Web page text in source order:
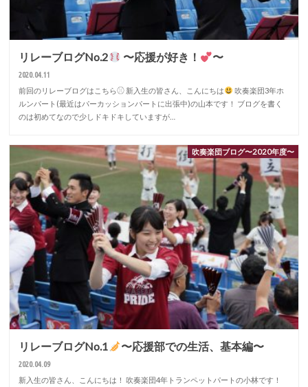
リレーブログNo.2 〜応援が好き！ 〜
2020.04.11
前回のリレーブログはこちら⚾︎ 新入生の皆さん、こんにちは
吹奏楽団3年ホ
ルンパート(最近はパーカッションパートに出張中)の山本です！ ブログを書く
のは初めてなので少しドキドキしていますが…
吹奏楽団ブログ〜2020年度〜
リレーブログNo.1 〜応援部での生活、基本編〜
2020.04.09
新入生の皆さん、こんにちは！ 吹奏楽団4年トランペットパートの小林です！